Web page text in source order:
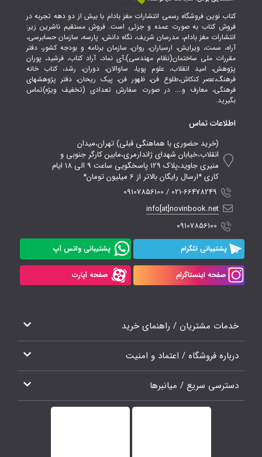
کتاب نوین فروشگاه رسمی انتشارات مغز بادام با بیش از دو دهه تجربه در
فروش کتاب به صورت عمده و جزئی است. فروش مستقیم ناشرین زیر:
انتشارات مغز بادام، مدرسان شریف، نگاه دانش، پارسه، سازمان حسابرسی،
آراه، سمت، ویرایش، ارسباران، روان، سازمان برنامه و بودجه کشور، دفتر
مقررات ملی ساختمان(نظام مهندسی)،آی نماد، آراد کتاب، فرشید، پوران
پژوهش، امید انقلاب، علوم پویا، ساوالان، دوران، رشد، کتاب خانه
فرهنگ،عصر کنکاش،طلوع فن، ظهور فن، پیک ریحان، دفتر پژوهشهای
فرهنگی، معارف و.... در صورت سفارش تعدادی (تخفیف ویژه)تماس
بگیرید.
اطلاعات تماس
(خرید حضوری با هماهنگی قبلی) تهران،میدان
انقلاب،خیابان شهدای ژاندارمری،مابین کارگر جنوبی و
منیری جاوید،پلاک 129 پاسخگویی ساعت 9 الی 18 ایام
کاری *ارسال رایگان بالاتر از 6 میلیون تومان*
021-66478249 / 09107856100
info[at]novinbook.net
09107856100
پشتیبانی تلگرام پشتیبانی واتس آپ
صفحه اینستاگرام صفحه آپارت
خدمات مشتریان / راهنمای خرید
درباره فروشگاه / اعتماد و امنیت
دسترسی سریع / میانبرها